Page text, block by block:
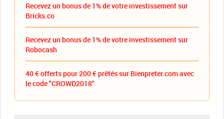
Recevez un bonus de 1% de votre investissement sur
Bricks.co
Recevez un bonus de 1% de votre investissement sur
Robocash
40 € offerts pour 200 € prêtés sur Bienpreter.com avec
le code "CROWD2018"